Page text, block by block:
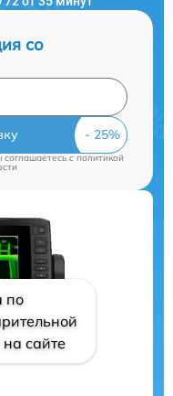
со
соглашаетесь cполитикой
по
сайте